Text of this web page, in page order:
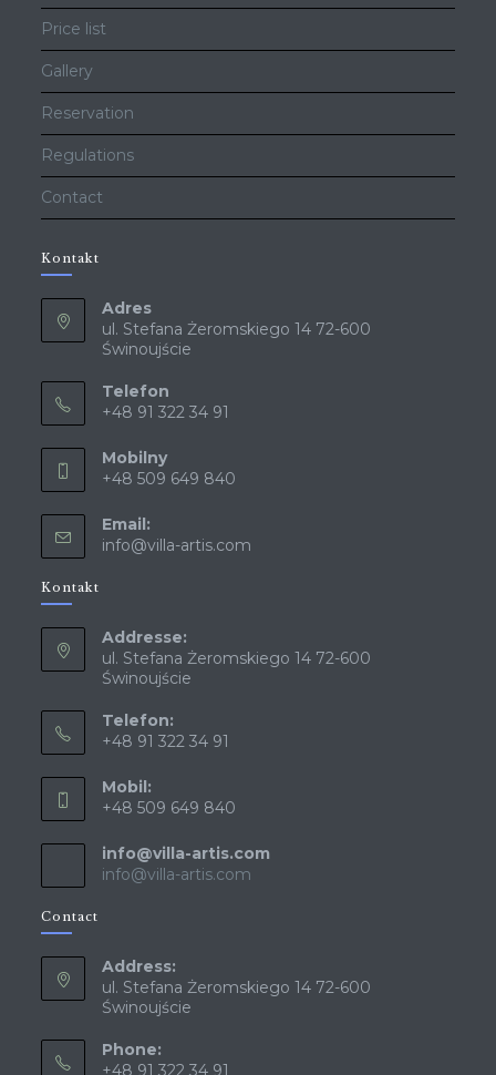
Price list
Gallery
Reservation
Regulations
Contact
Kontakt
Adres
ul. Stefana Żeromskiego 14 72-600
Świnoujście
Telefon
+48 91 322 34 91
Mobilny
+48 509 649 840
Email:
info@villa-artis.com
Kontakt
Addresse:
ul. Stefana Żeromskiego 14 72-600
Świnoujście
Telefon:
+48 91 322 34 91
Mobil:
+48 509 649 840
info@villa-artis.com
info@villa-artis.com
Contact
Address:
ul. Stefana Żeromskiego 14 72-600
Świnoujście
Phone:
+48 91 322 34 91